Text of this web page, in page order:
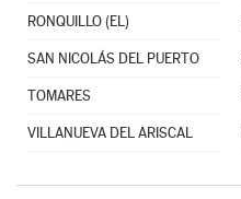
RONQUILLO (EL)
SAN NICOLÁS DEL PUERTO
TOMARES
VILLANUEVA DEL ARISCAL